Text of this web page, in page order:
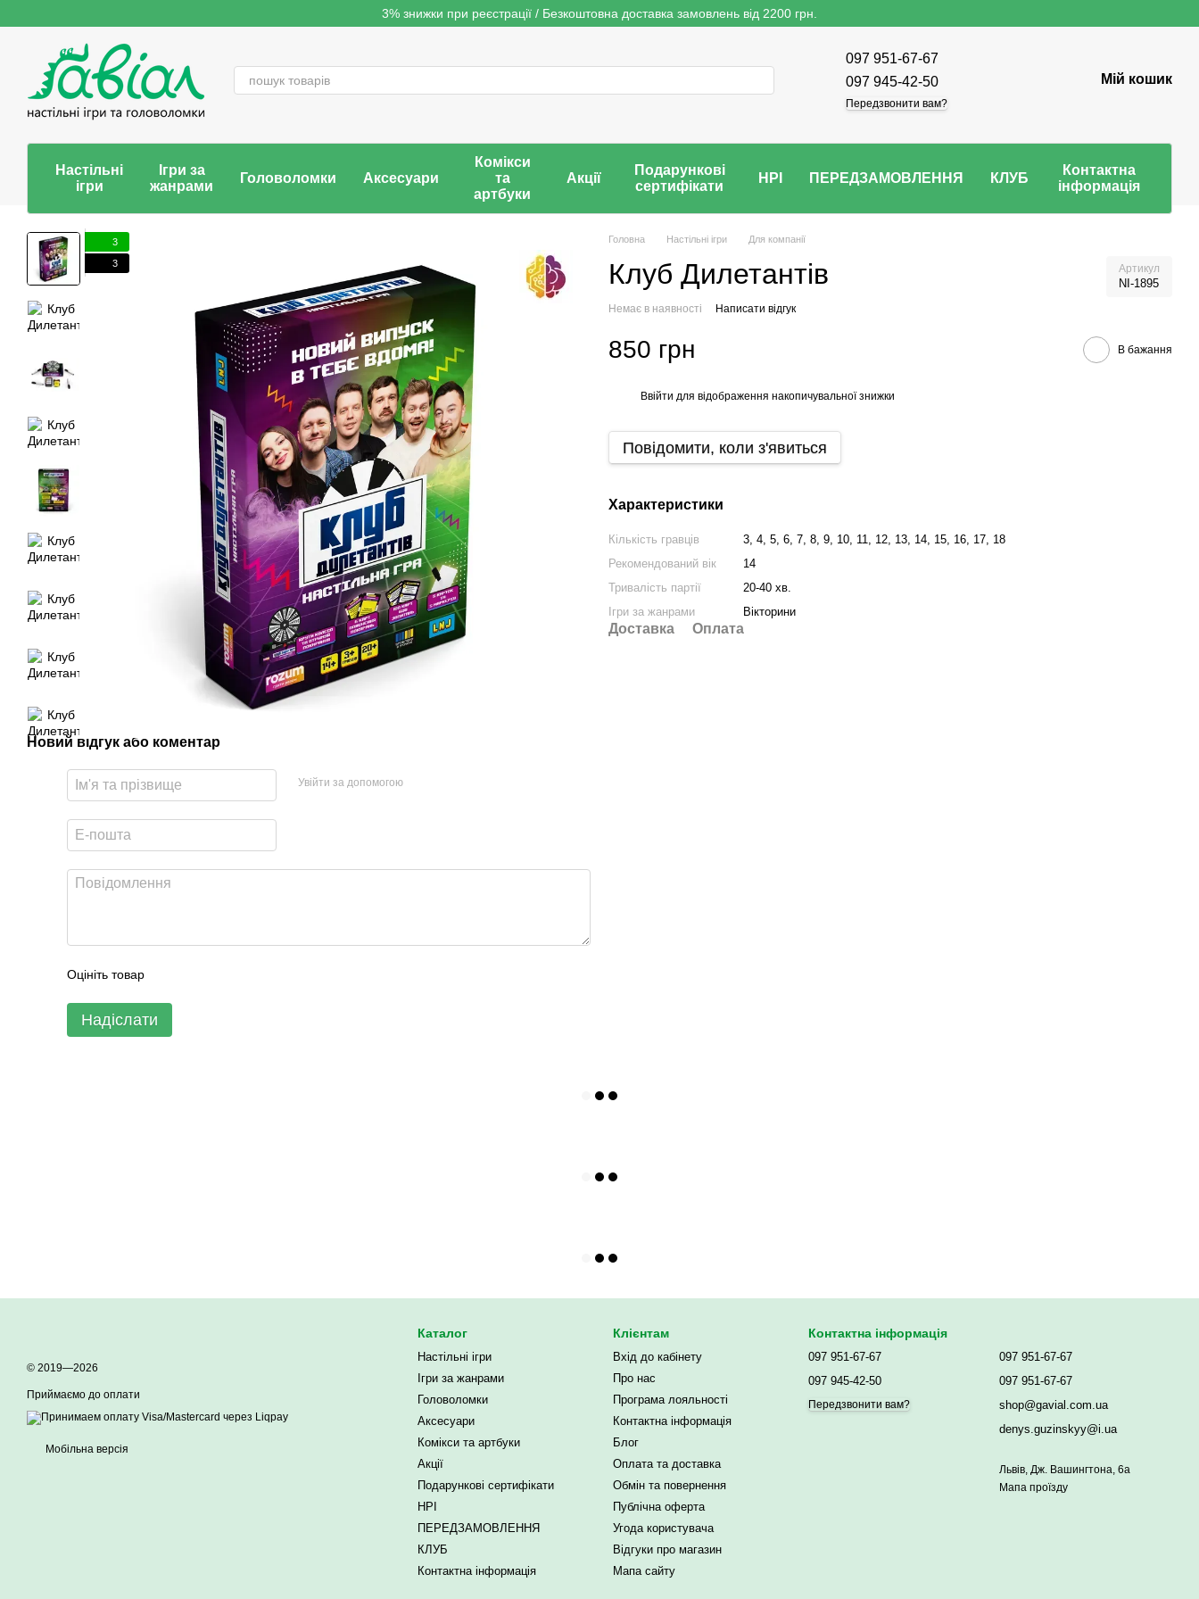
3% знижки при реєстрації / Безкоштовна доставка замовлень від 2200 грн.
097 951-67-67
097 945-42-50
Передзвонити вам?
Мій кошик
Настільні
ігри
Ігри за
жанрами
Головоломки Аксесуари
Комікси
та
артбуки
Акції
Подарункові
сертифікати
НРІ ПЕРЕДЗАМОВЛЕННЯ КЛУБ
Контактна
інформація
3
3
Новий відгук або коментар
Увійти за допомогою
Оцініть товар
Надіслати
Головна Настільні ігри Для компанії
Клуб Дилетантів Артикул
NI-1895
Немає в наявності Написати відгук
850 грн В бажання
Ввійти для відображення накопичувальної знижки
Повідомити, коли з'явиться
Характеристики
Кількість гравців
3, 4, 5, 6, 7, 8, 9, 10, 11, 12, 13, 14, 15, 16, 17, 18
Рекомендований вік
14
Тривалість партії
20-40 хв.
Ігри за жанрами
Вікторини
Доставка Оплата
© 2019—2026
Приймаємо до оплати
Мобільна версія
Каталог
Настільні ігри
Ігри за жанрами
Головоломки
Аксесуари
Комікси та артбуки
Акції
Подарункові сертифікати
НРІ
ПЕРЕДЗАМОВЛЕННЯ
КЛУБ
Контактна інформація
Клієнтам
Вхід до кабінету
Про нас
Програма лояльності
Контактна інформація
Блог
Оплата та доставка
Обмін та повернення
Публічна оферта
Угода користувача
Відгуки про магазин
Мапа сайту
Контактна інформація
097 951-67-67
097 945-42-50
Передзвонити вам?
097 951-67-67
097 951-67-67
shop@gavial.com.ua
denys.guzinskyy@i.ua
Львів, Дж. Вашингтона, 6а
Мапа проїзду